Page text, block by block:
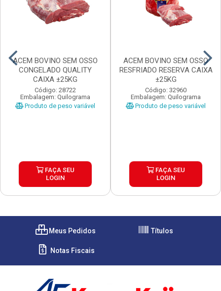
ACEM BOVINO SEM OSSO
CONGELADO QUALITY
CAIXA ±25KG
Código: 28722
Embalagem: Quilograma
Produto de peso variável
FAÇA SEU
LOGIN
ACEM BOVINO SEM OSSO
RESFRIADO RESERVA CAIXA
±25KG
Código: 32960
Embalagem: Quilograma
Produto de peso variável
FAÇA SEU
LOGIN
Meus Pedidos Títulos
Notas Fiscais